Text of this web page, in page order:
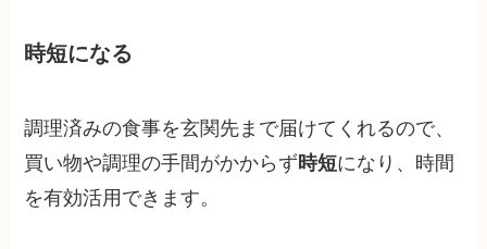
時短になる
調理済みの食事を玄関先まで届けてくれるので、
買い物や調理の手間がかからず時短になり、時間
を有効活用できます。